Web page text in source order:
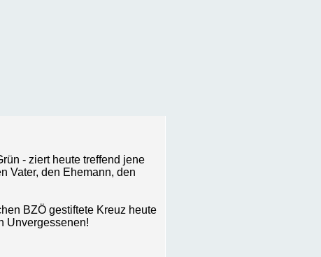
- ziert heute treffend jene
Vater, den Ehemann, den
BZÖ gestiftete Kreuz heute
Unvergessenen!